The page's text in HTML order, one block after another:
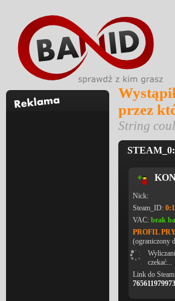
przez
String
Nick:
Steam_ID:
VAC: brak
PROFIL
(ograniczony
czekać...
Link do